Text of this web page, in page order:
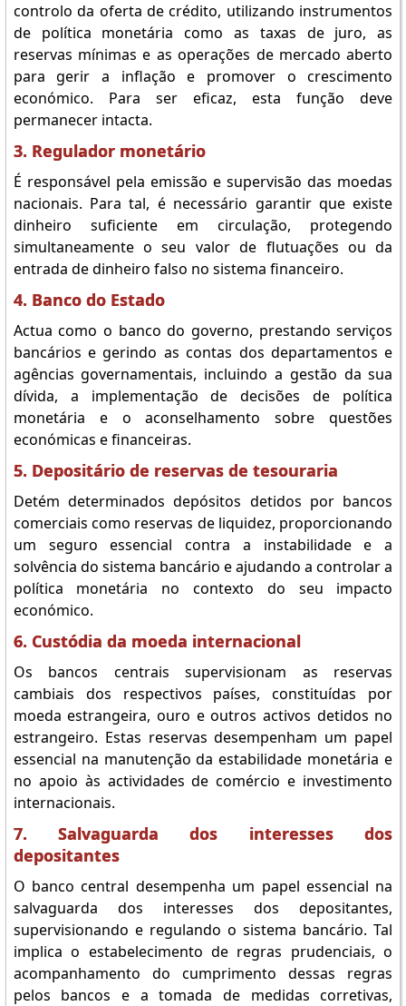
controlo da oferta de crédito, utilizando instrumentos
de política monetária como as taxas de juro, as
reservas mínimas e as operações de mercado aberto
para gerir a inflação e promover o crescimento
económico. Para ser eficaz, esta função deve
permanecer intacta.
3. Regulador monetário
É responsável pela emissão e supervisão das moedas
nacionais. Para tal, é necessário garantir que existe
dinheiro suficiente em circulação, protegendo
simultaneamente o seu valor de flutuações ou da
entrada de dinheiro falso no sistema financeiro.
4. Banco do Estado
Actua como o banco do governo, prestando serviços
bancários e gerindo as contas dos departamentos e
agências governamentais, incluindo a gestão da sua
dívida, a implementação de decisões de política
monetária e o aconselhamento sobre questões
económicas e financeiras.
5. Depositário de reservas de tesouraria
Detém determinados depósitos detidos por bancos
comerciais como reservas de liquidez, proporcionando
um seguro essencial contra a instabilidade e a
solvência do sistema bancário e ajudando a controlar a
política monetária no contexto do seu impacto
económico.
6. Custódia da moeda internacional
Os bancos centrais supervisionam as reservas
cambiais dos respectivos países, constituídas por
moeda estrangeira, ouro e outros activos detidos no
estrangeiro. Estas reservas desempenham um papel
essencial na manutenção da estabilidade monetária e
no apoio às actividades de comércio e investimento
internacionais.
7. Salvaguarda dos interesses dos
depositantes
O banco central desempenha um papel essencial na
salvaguarda dos interesses dos depositantes,
supervisionando e regulando o sistema bancário. Tal
implica o estabelecimento de regras prudenciais, o
acompanhamento do cumprimento dessas regras
pelos bancos e a tomada de medidas corretivas,